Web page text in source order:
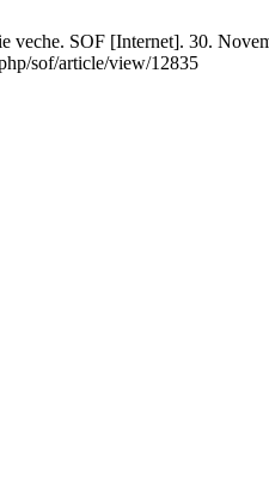
veche. SOF [Internet]. 30.
sof/article/view/12835